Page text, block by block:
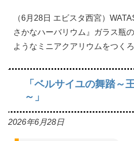
（6月28日 エビスタ西宮）
さかなハーバリウム』ガラス瓶
ようなミニアクアリウムをつくろ
「ベルサイユの舞踏～
～」
2026年6月28日